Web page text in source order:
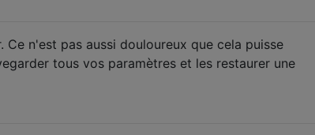
Ce n'est pas aussi douloureux que cela puisse
tous vos paramètres et les restaurer une